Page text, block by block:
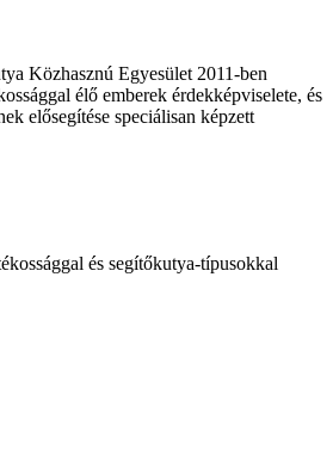
Közhasznú Egyesület 2011-ben
élő emberek érdekképviselete, és
elősegítése speciálisan képzett
és segítőkutya-típusokkal